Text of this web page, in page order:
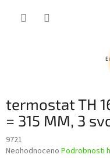
termostat TH
= 315 MM, 3
9721
Průměrné
Neohodnoceno Podrobnosti